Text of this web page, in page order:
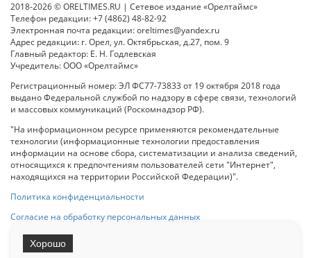
2018-2026 © ORELTIMES.RU | Сетевое издание «Орелтаймс»
Телефон редакции: +7 (4862) 48-82-92
Электронная почта редакции: oreltimes@yandex.ru
Адрес редакции: г. Орел, ул. Октябрьская, д.27, пом. 9
Главный редактор: Е. Н. Годлевская
Учредитель: ООО «Орелтаймс»
Регистрационный номер: ЭЛ ФС77-73833 от 19 октября 2018 года
выдано Федеральной службой по надзору в сфере связи, технологий
и массовых коммуникаций (Роскомнадзор РФ).
"На информационном ресурсе применяются рекомендательные
технологии (информационные технологии предоставления
информации на основе сбора, систематизации и анализа сведений,
относящихся к предпочтениям пользователей сети "Интернет",
находящихся на территории Российской Федерации)".
Политика конфиденциальности
Согласие на обработку персональных данных
Хорошо